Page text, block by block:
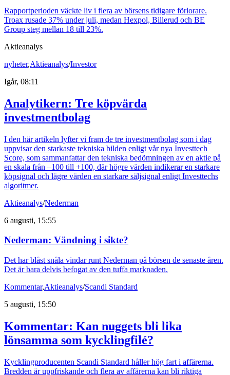
Rapportperioden väckte liv i flera av börsens tidigare förlorare.
Troax rusade 37% under juli, medan Hexpol, Billerud och BE
Group steg mellan 18 till 23%.
Aktieanalys
nyheter,Aktieanalys/Investor
Igår, 08:11
Analytikern: Tre köpvärda
investmentbolag
I den här artikeln lyfter vi fram de tre investmentbolag som i dag
uppvisar den starkaste tekniska bilden enligt vår nya Investtech
Score, som sammanfattar den tekniska bedömningen av en aktie på
en skala från –100 till +100, där högre värden indikerar en starkare
köpsignal och lägre värden en starkare säljsignal enligt Investtechs
algoritmer.
Aktieanalys/Nederman
6 augusti, 15:55
Nederman: Vändning i sikte?
Det har blåst snåla vindar runt Nederman på börsen de senaste åren.
Det är bara delvis befogat av den tuffa marknaden.
Kommentar,Aktieanalys/Scandi Standard
5 augusti, 15:50
Kommentar: Kan nuggets bli lika
lönsamma som kycklingfilé?
Kycklingproducenten Scandi Standard håller hög fart i affärerna.
Bredden är uppfriskande och flera av affärerna kan bli riktiga